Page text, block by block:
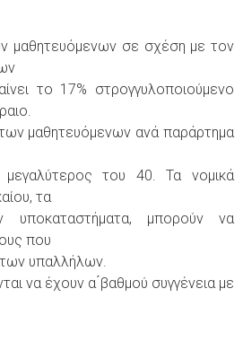
μαθητευόμενων σε σχέση με τον
το 17% στρογγυλοποιούμενο
μαθητευόμενων ανά παράρτημα
του 40. Τα νομικά
τα
υποκαταστήματα, μπορούν να
που
υπαλλήλων.
να έχουν α ́βαθμού συγγένεια με